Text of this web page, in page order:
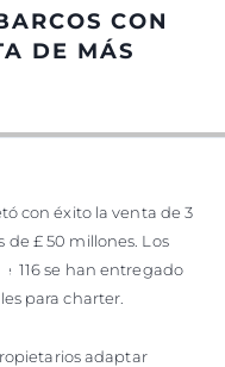
CON
DE MÁS
con éxito la venta de 3
£ 50 millones. Los
116 se han entregado
para charter.
adaptar